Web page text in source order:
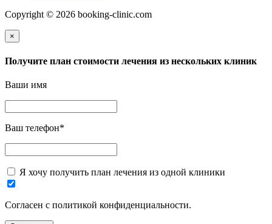
Copyright © 2026 booking-clinic.com
×
Получите план стоимости лечения из нескольких клиник
Ваши имя
Ваш телефон*
Я хочу получить план лечения из одной клиники
Согласен с политикой конфиденциальности.